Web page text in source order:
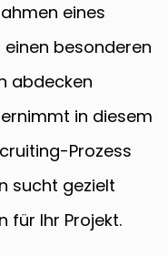
eines
besonderen
abdecken
in diesem
Prozess
sucht gezielt
für Ihr Projekt.